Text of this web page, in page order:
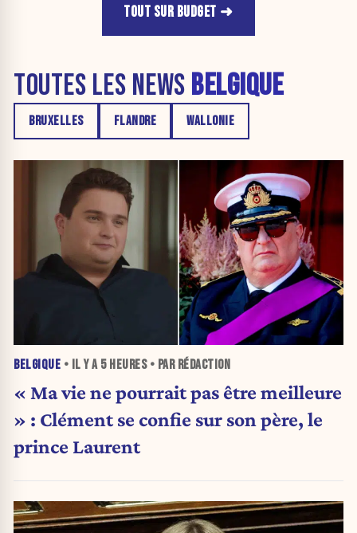
TOUT SUR BUDGET
TOUTES LES NEWS BELGIQUE
BRUXELLES FLANDRE WALLONIE
BELGIQUE • IL Y A 5 HEURES• PAR RÉDACTION
« Ma vie ne pourrait pas être meilleure
» : Clément se confie sur son père, le
prince Laurent